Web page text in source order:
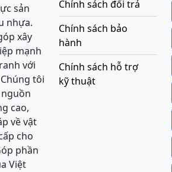
sản
nhựa.
xây
mạnh
với
tôi
cao,
về vật
cho
phần
Việt
Chính sách đổi trả
Chính sách bảo
hành
Chính sách hỗ trợ
kỹ thuật